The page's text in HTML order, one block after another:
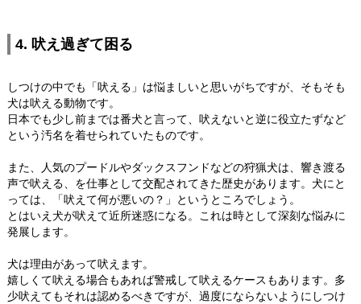
4. 吠え過ぎて困る
しつけの中でも「吠える」は悩ましいと思いがちですが、そもそも
犬は吠える動物です。
日本でも少し前までは番犬と言って、吠えないと逆に役立たずなど
という汚名を着せられていたものです。
また、人気のプードルやダックスフンドなどの狩猟犬は、響き渡る
声で吠える、を仕事として交配されてきた歴史があります。犬にと
っては、「吠えて何が悪いの？」というところでしょう。
とはいえ犬が吠えて近所迷惑になる。これは時として深刻な悩みに
発展します。
犬は理由があって吠えます。
嬉しくて吠える場合もあれば警戒して吠えるケースもあります。多
少吠えてもそれは認めるべきですが、過度にならないようにしつけ